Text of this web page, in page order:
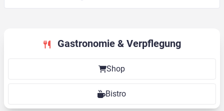
Gastronomie & Verpflegung
Shop
Bistro